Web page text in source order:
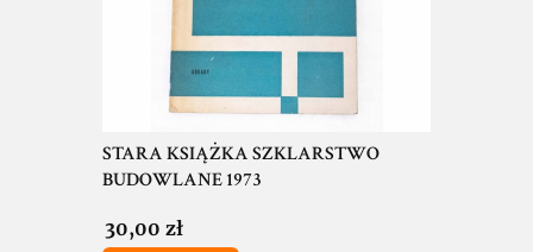
STARA KSIĄŻKA SZKLARSTWO
BUDOWLANE 1973
Cena
30,00 zł